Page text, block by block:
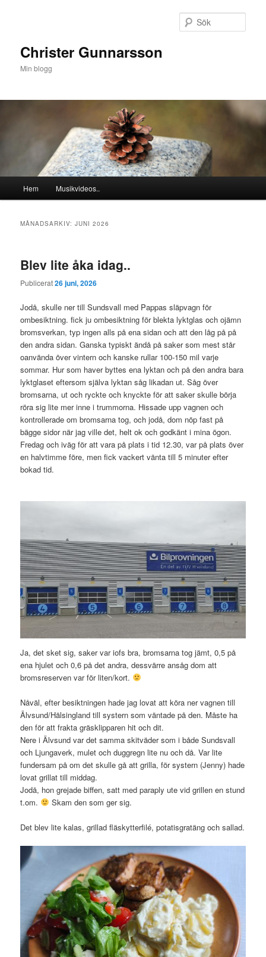
Christer Gunnarsson
Min blogg
Hem Musikvideos..
MÅNADSARKIV:JUNI 2026
Blev lite åka idag..
Publicerat26 juni, 2026
Jodå, skulle ner till Sundsvall med Pappas släpvagn för
ombesiktning. fick ju ombesiktning för blekta lyktglas och ojämn
bromsverkan, typ ingen alls på ena sidan och att den låg på på
den andra sidan. Ganska typiskt ändå på saker som mest står
oanvända över vintern och kanske rullar 100-150 mil varje
sommar. Hur som haver byttes ena lyktan och på den andra bara
lyktglaset eftersom själva lyktan såg likadan ut. Såg över
bromsarna, ut och ryckte och knyckte för att saker skulle börja
röra sig lite mer inne i trummorna. Hissade upp vagnen och
kontrollerade om bromsarna tog, och jodå, dom nöp fast på
bägge sidor när jag ville det, helt ok och godkänt i mina ögon.
Fredag och iväg för att vara på plats i tid 12.30, var på plats över
en halvtimme före, men fick vackert vänta till 5 minuter efter
bokad tid.
Ja, det sket sig, saker var iofs bra, bromsarna tog jämt, 0,5 på
ena hjulet och 0,6 på det andra, dessvärre ansåg dom att
bromsreserven var för liten/kort.
Nåväl, efter besiktningen hade jag lovat att köra ner vagnen till
Älvsund/Hälsingland till systern som väntade på den. Måste ha
den för att frakta gräsklipparen hit och dit.
Nere i Älvsund var det samma skitväder som i både Sundsvall
och Ljungaverk, mulet och duggregn lite nu och då. Var lite
fundersam på om det skulle gå att grilla, för systern (Jenny) hade
lovat grillat till middag.
Jodå, hon grejade biffen, satt med paraply ute vid grillen en stund
t.om.
Skam den som ger sig.
Det blev lite kalas, grillad fläskytterfilé, potatisgratäng och sallad.